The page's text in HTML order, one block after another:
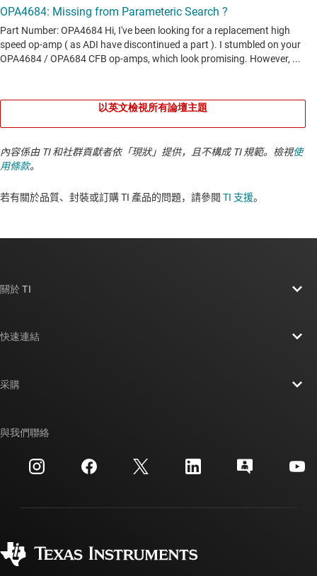
以英文檢視所有論壇主題
內容係由 TI 和社群貢獻者依「現狀」提供，且不構成 TI 規範。檢視使
用條款。
若有關於品質、封裝或訂購 TI 產品的問題，請參閱 TI 支援。​​​​​​​​​​​​​​
關於 TI
投資人關系
製造
快速連結
交互參考搜索
客戶支援中心
myTI 帳戶常見問題解答
采購
訂購 FAQ
與我們聯絡